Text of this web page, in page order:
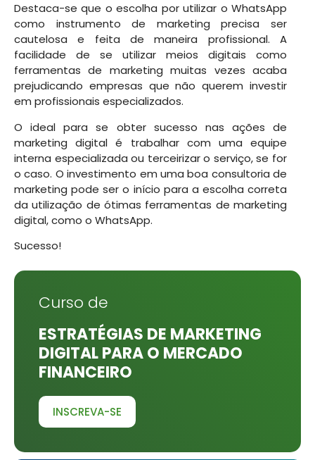
Destaca-se que o escolha por utilizar o WhatsApp
como instrumento de marketing precisa ser
cautelosa e feita de maneira profissional. A
facilidade de se utilizar meios digitais como
ferramentas de marketing muitas vezes acaba
prejudicando empresas que não querem investir
em profissionais especializados.
O ideal para se obter sucesso nas ações de
marketing digital é trabalhar com uma equipe
interna especializada ou terceirizar o serviço, se for
o caso. O investimento em uma boa consultoria de
marketing pode ser o início para a escolha correta
da utilização de ótimas ferramentas de marketing
digital, como o WhatsApp.
Sucesso!
Curso de
ESTRATÉGIAS DE MARKETING
DIGITAL PARA O MERCADO
FINANCEIRO
INSCREVA-SE